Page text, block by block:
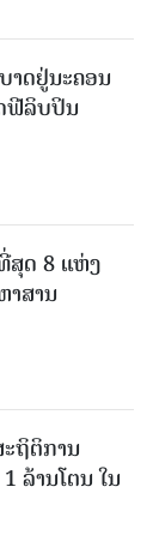
າດຢູ່ນະຄອນ
ຟີລິບປິນ
ສຸດ 8 ແຫ່ງ
າສານ
ຖິຕິການ
ລ້ານໂຕນ ໃນ